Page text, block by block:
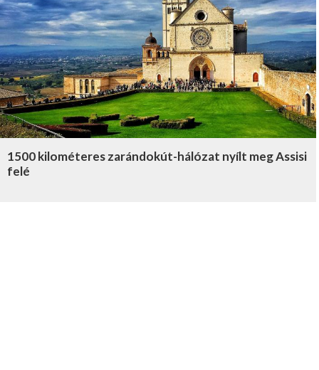
1500 kilométeres zarándokút-hálózat nyílt meg Assisi
felé